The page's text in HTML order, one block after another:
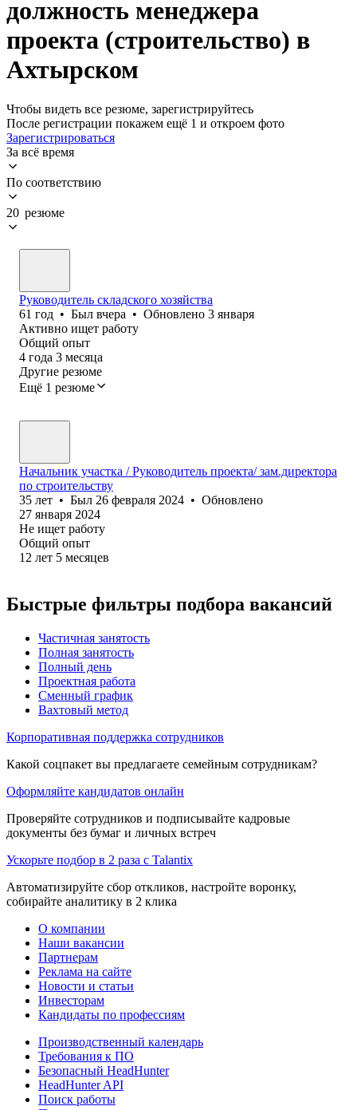
должность менеджера
проекта (строительство) в
Ахтырском
Чтобы видеть все резюме, зарегистрируйтесь
После регистрации покажем ещё 1 и откроем фото
Зарегистрироваться
За всё время
По соответствию
20 резюме
Руководитель складского хозяйства
61 год • Был вчера • Обновлено 3 января
Активно ищет работу
Общий опыт
4 года 3 месяца
Другие резюме
Ещё 1 резюме
Начальник участка / Руководитель проекта/ зам.директора
по строительству
35 лет • Был 26 февраля 2024 • Обновлено
27 января 2024
Не ищет работу
Общий опыт
12 лет 5 месяцев
Быстрые фильтры подбора вакансий
Частичная занятость
Полная занятость
Полный день
Проектная работа
Сменный график
Вахтовый метод
Корпоративная поддержка сотрудников
Какой соцпакет вы предлагаете семейным сотрудникам?
Оформляйте кандидатов онлайн
Проверяйте сотрудников и подписывайте кадровые
документы без бумаг и личных встреч
Ускорьте подбор в 2 раза с Talantix
Автоматизируйте сбор откликов, настройте воронку,
собирайте аналитику в 2 клика
О компании
Наши вакансии
Партнерам
Реклама на сайте
Новости и статьи
Инвесторам
Кандидаты по профессиям
Производственный календарь
Требования к ПО
Безопасный HeadHunter
HeadHunter API
Поиск работы